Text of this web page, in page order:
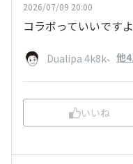
2026/07/09 20:00
コラボっていいです
Dualipa 4k8k、 他
いいね